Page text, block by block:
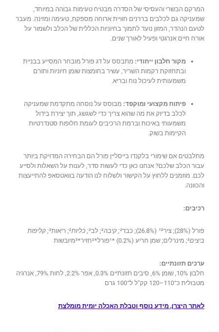
המרקם הבשרי והעסיסי של הסדרה מבטיח טעימות גבוהה במיוחד,
שמעניקה גם לכלבים בררנים חוויית ארוחה מספקת, טעימה ומזינה. מעבר
לטעם הנהדר, המזון נועד לתמוך בחיוניות הכללית של הכלב ולשמור על
אורח חיים אנרגטי ופעיל לאורך שנים.
מקור חלבון ייחודי: מתבסס על דג פורל מובחר המסייע בבניית
ובתחזוקת רקמות השריר, עשיר בחומצות שומן חיוניות ותורם
משמעותית לעיכול נוח ובריא.
פיתוח מקצועי ומוקפד: מבוסס על נוסחה מתקדמת שמעניקה
לכלב בדיוק את מה שהוא צריך כדי לשגשג, תוך יצירת בידול
משמעותי באיכות וברמת הרכיבים לעומת חלופות סטנדרטיות
הקיימות בשוק.
מתלבטים אם שימורי בלקנדו בייסליין פורל הם הבחירה המדויקת ביותר
עבור הכלב שלכם? אנחנו כאן כדי לעשות סדר, לענות על השאלות ולסייע
לכם. מוזמנים ללחוץ על הקישור ולשלוח לנו הודעה בוואטסאפ להתייעצות
והכוונה.
רכיבים:
פורל (28%); ציר ¹² (26.8%); כבד ²; קיבה ²; לב ²; כליות ²; ריאות
²; קליפות
ביצים³; מינרלים; שמן חריע (0.2%) *¹פורל*²חזיר*³מיובשות
ערכים תזונתיים:
חלבון 10%, שומן 6%, סיבים תזונתיים 0.3%, אפר 2.2%, לחות 79%, אנרגיה
מטבולית כ־110–120 קק"ל ל־100 גרם
לאתר היצרן, מידע נוסף וטבלת האכלה יומית מומלצת